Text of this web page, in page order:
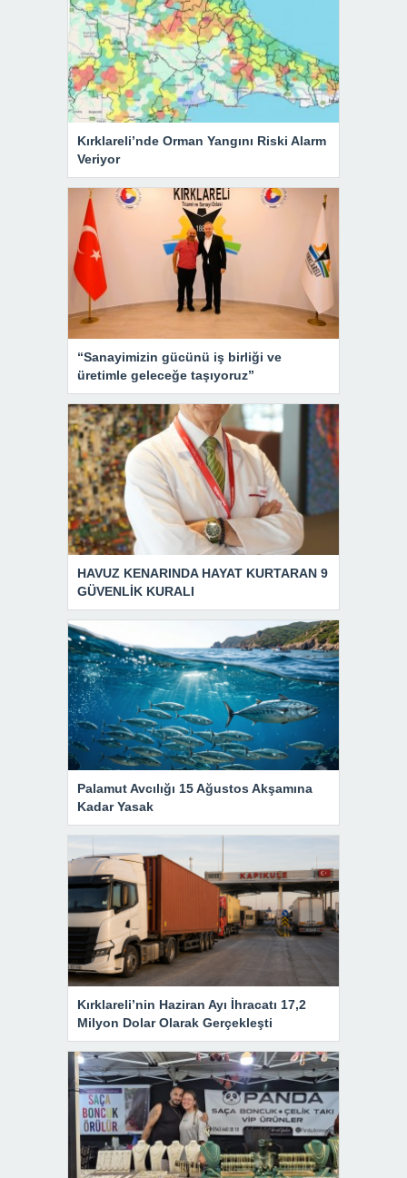
Kırklareli’nde Orman Yangını Riski Alarm
Veriyor
“Sanayimizin gücünü iş birliği ve
üretimle geleceğe taşıyoruz”
HAVUZ KENARINDA HAYAT KURTARAN 9
GÜVENLİK KURALI
Palamut Avcılığı 15 Ağustos Akşamına
Kadar Yasak
Kırklareli’nin Haziran Ayı İhracatı 17,2
Milyon Dolar Olarak Gerçekleşti